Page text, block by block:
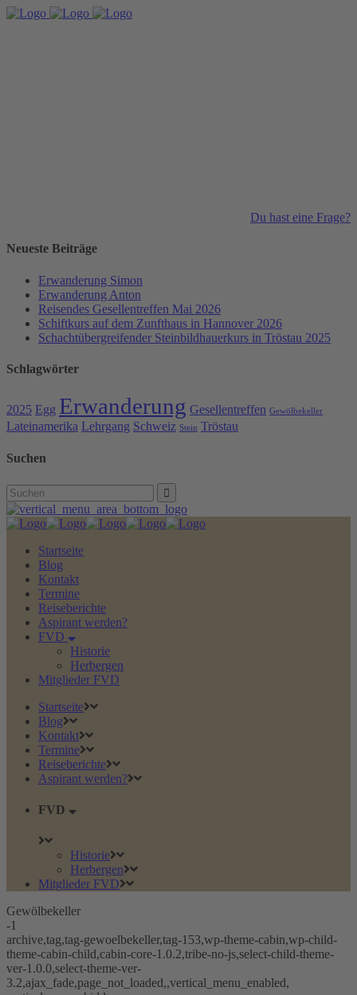
Du hast eine Frage?
Neueste Beiträge
Erwanderung Simon
Erwanderung Anton
Reisendes Gesellentreffen Mai 2026
Schiftkurs auf dem Zunfthaus in Hannover 2026
Schachtübergreifender Steinbildhauerkurs in Tröstau 2025
Schlagwörter
2025 Egg Erwanderung Gesellentreffen Gewölbekeller
Lateinamerika Lehrgang Schweiz Stein Tröstau
Suchen
Search
for:
Startseite
Blog
Kontakt
Termine
Reiseberichte
Aspirant werden?
FVD
Historie
Herbergen
Mitglieder FVD
Startseite
Blog
Kontakt
Termine
Reiseberichte
Aspirant werden?
FVD
Historie
Herbergen
Mitglieder FVD
Gewölbekeller
-1
archive,tag,tag-gewoelbekeller,tag-153,wp-theme-cabin,wp-child-
theme-cabin-child,cabin-core-1.0.2,tribe-no-js,select-child-theme-
ver-1.0.0,select-theme-ver-
3.2,ajax_fade,page_not_loaded,,vertical_menu_enabled,